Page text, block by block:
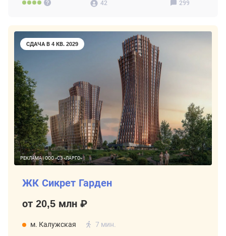
42 299
СДАЧА В 4 КВ. 2029
РЕКЛАМА | ООО «СЗ «ЛАРГО»
ЖК Сикрет Гарден
от 20,5 млн ₽
м. Калужская 7 мин.